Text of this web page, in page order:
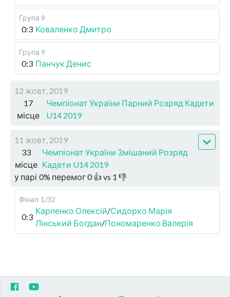
Група 9
0:3 Коваленко Дмитро
Група 9
0:3 Панчук Денис
12 жовт, 2019
17
місце
Чемпіонат України Парний Розряд Кадети
U14 2019
11 жовт, 2019
33
місце
Чемпіонат України Змішаний Розряд
Кадети U14 2019
у парі 0% перемог0👍 vs 1 👎
Фінал 1/32
0:3
Карпенко Олексій/Сидорко Марія
Лінський Богдан/Пономаренко Валерія